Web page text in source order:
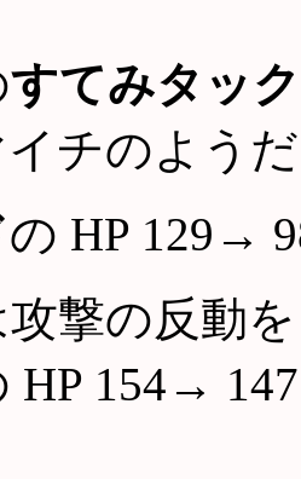
すてみタッ
チのようだ
の HP 129→
攻撃の反動
HP 154→ 147